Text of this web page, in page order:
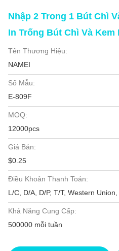
Nhập 2 Trong 1 Bút Chì
In Trống Bút Chì Và Kem
Tên Thương Hiệu:
NAMEI
Số Mẫu:
E-809F
MOQ:
12000pcs
Giá Bán:
$0.25
Điều Khoản Thanh Toán:
L/C, D/A, D/P, T/T, Western
Khả Năng Cung Cấp:
500000 mỗi tuần